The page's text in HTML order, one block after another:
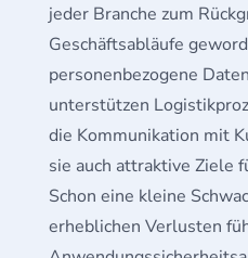
jeder Branche zum
Geschäftsabläufe
personenbezogene
unterstützen
die Kommunikation mit
sie auch attraktive Ziele
Schon eine kleine
erheblichen Verlusten